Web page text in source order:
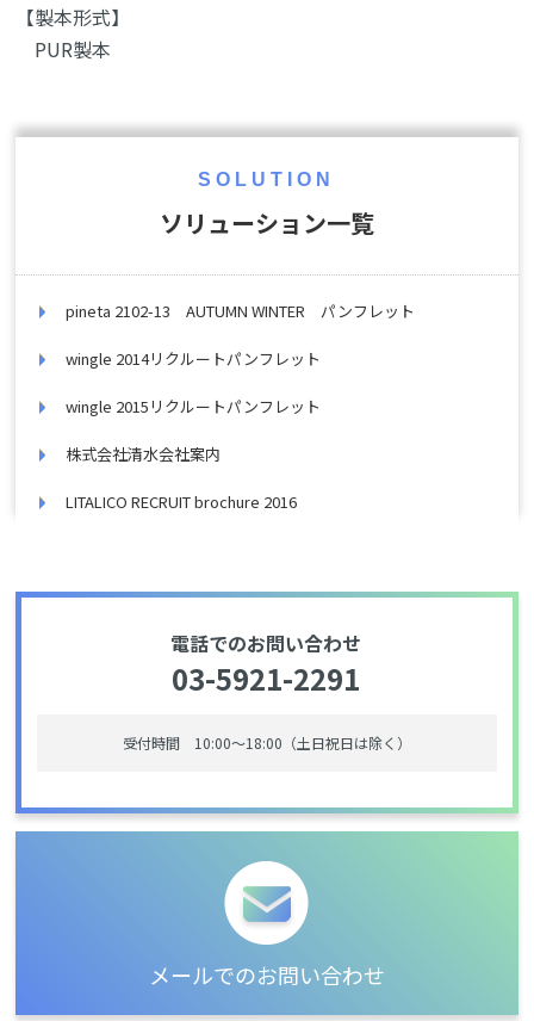
【製本形式】
PUR製本
SOLUTION
ソリューション一覧
pineta 2102-13 AUTUMN WINTER パンフレット
wingle 2014リクルートパンフレット
wingle 2015リクルートパンフレット
株式会社清水会社案内
LITALICO RECRUIT brochure 2016
電話でのお問い合わせ
03-5921-2291
受付時間 10:00〜18:00（土日祝日は除く）
メールでのお問い合わせ